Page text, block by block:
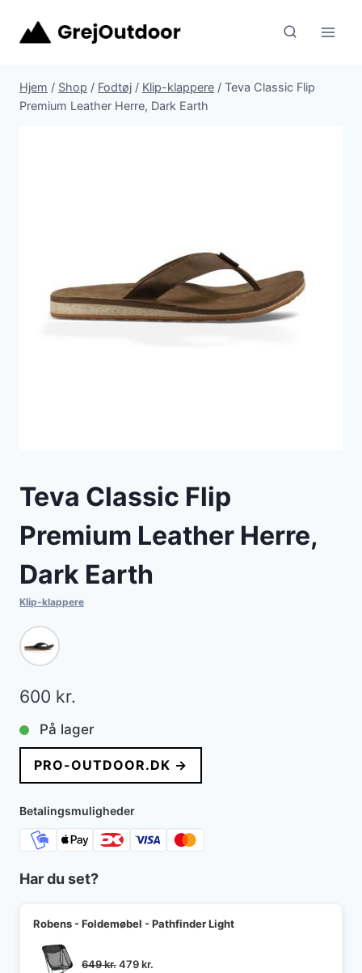
Hjem / Shop / Fodtøj / Klip-klappere / Teva Classic Flip
Premium Leather Herre, Dark Earth
Teva Classic Flip
Premium Leather Herre,
Dark Earth
Klip-klappere
600 kr.
På lager
PRO-OUTDOOR.DK →
Betalingsmuligheder
Har du set?
Robens - Foldemøbel - Pathfinder Light
649kr.Den
479kr.